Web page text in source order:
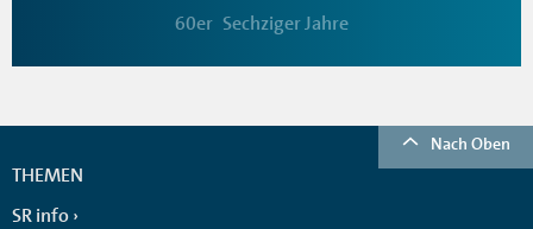
60er Sechziger Jahre
Nach Oben
THEMEN
SR info